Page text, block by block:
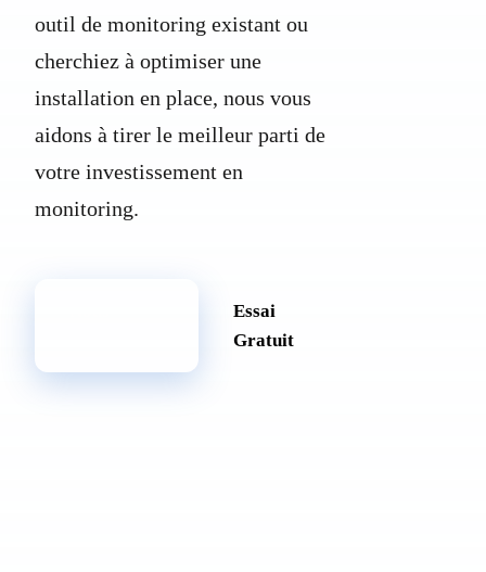
outil de monitoring existant ou
cherchiez à optimiser une
installation en place, nous vous
aidons à tirer le meilleur parti de
votre investissement en
monitoring.
Essai
Gratuit
Start a conversation